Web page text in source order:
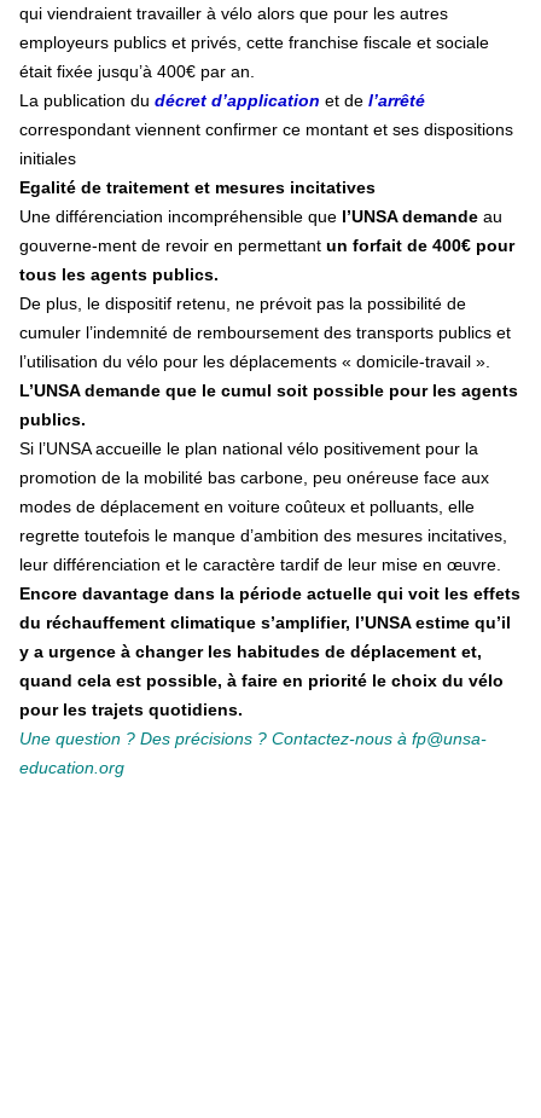
qui viendraient travailler à vélo alors que pour les autres
employeurs publics et privés, cette franchise fiscale et sociale
était fixée jusqu’à 400€ par an.
La publication du décret d’application et de l’arrêté
correspondant viennent confirmer ce montant et ses dispositions
initiales
Egalité de traitement et mesures incitatives
Une différenciation incompréhensible que l’UNSA demande au
gouverne-ment de revoir en permettant un forfait de 400€ pour
tous les agents publics.
De plus, le dispositif retenu, ne prévoit pas la possibilité de
cumuler l’indemnité de remboursement des transports publics et
l’utilisation du vélo pour les déplacements « domicile-travail ».
L’UNSA demande que le cumul soit possible pour les agents
publics.
Si l’UNSA accueille le plan national vélo positivement pour la
promotion de la mobilité bas carbone, peu onéreuse face aux
modes de déplacement en voiture coûteux et polluants, elle
regrette toutefois le manque d’ambition des mesures incitatives,
leur différenciation et le caractère tardif de leur mise en œuvre.
Encore davantage dans la période actuelle qui voit les effets
du réchauffement climatique s’amplifier, l’UNSA estime qu’il
y a urgence à changer les habitudes de déplacement et,
quand cela est possible, à faire en priorité le choix du vélo
pour les trajets quotidiens.
Une question ? Des précisions ? Contactez-nous à fp@unsa-
education.org